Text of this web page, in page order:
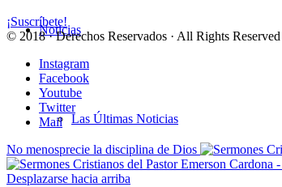
Noticias
Las Últimas Noticias
¡Suscríbete!
© 2018 · Derechos Reservados · All Rights
Instagram
Facebook
Youtube
Twitter
Mail
No menosprecie la disciplina de Dios
Desplazarse hacia arriba